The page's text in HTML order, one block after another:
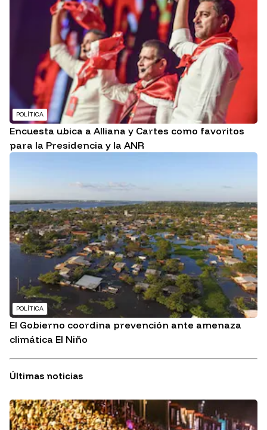
POLÍTICA
Encuesta ubica a Alliana y Cartes como favoritos
para la Presidencia y la ANR
POLÍTICA
El Gobierno coordina prevención ante amenaza
climática El Niño
Últimas noticias